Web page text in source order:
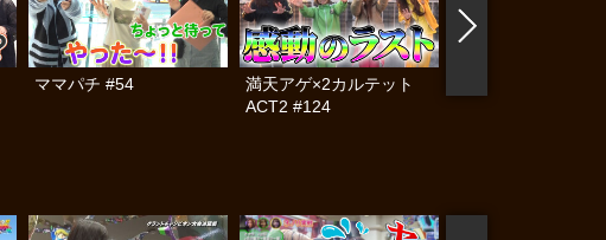
ママパチ #54
満天アゲ×2カルテット
ACT2 #124